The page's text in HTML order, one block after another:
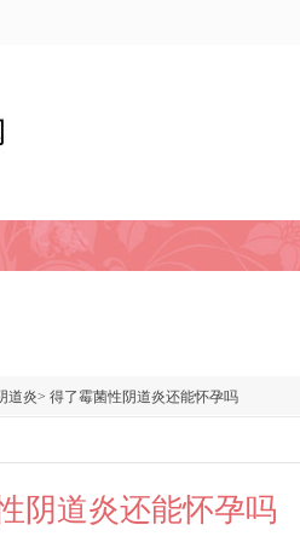
道炎> 得了霉菌性阴道炎还能怀孕吗
阴道炎还能怀孕吗